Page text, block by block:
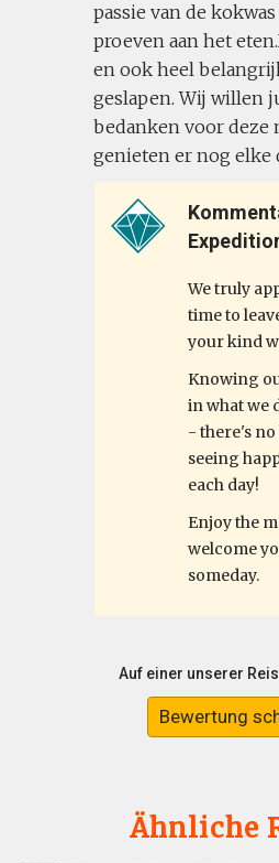
passie van de
proeven aan het
en ook heel
geslapen. Wij willen
bedanken voor deze
genieten er nog elke
We truly
time to
your kind
Knowing
in what we
- there's
seeing
each day!
Enjoy the
welcome
someday.
Auf einer unserer
Bewertung
Ähnliche